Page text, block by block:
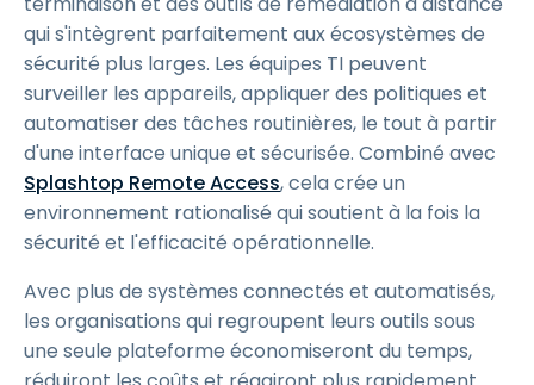
qui s'intègrent parfaitement aux écosystèmes de
sécurité plus larges. Les équipes TI peuvent
surveiller les appareils, appliquer des politiques et
automatiser des tâches routinières, le tout à partir
d'une interface unique et sécurisée. Combiné avec
Splashtop Remote Access, cela crée un
environnement rationalisé qui soutient à la fois la
sécurité et l'efficacité opérationnelle.
Avec plus de systèmes connectés et automatisés,
les organisations qui regroupent leurs outils sous
une seule plateforme économiseront du temps,